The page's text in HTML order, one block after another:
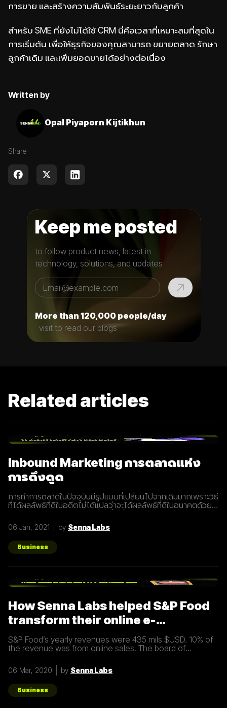
การขาย และสร้างความสัมพันธ์ระยะยาวกับลูกค้า
สำหรับ SME ที่ยังไม่ได้ใช้ CRM นี่คือเวลาที่เหมาะสมที่สุดใน
การเริ่มต้น เพื่อให้ธุรกิจของคุณสามารถ ขยายตลาด รักษา
ลูกค้าเดิม และเพิ่มยอดขายได้อย่างต่อเนื่อง
Written by
Opal Piyaporn Kijtikhun
Share
Keep me posted
to follow product news, latest in
technology, solutions, and updates
More than 120,000 people/day
visit to read our blogs
Related articles
Inbound Marketing การตลาดแห่ง
การดึงดูด
การทำการตลาดในปัจจุบันมีรูปแบบที่เปลี่ยนไปจากเดิมมากเพราะวิธี
ที่ได้ผลลัพธ์ที่ดีในอดีตไม่ได้แปลว่าจะได้ผลลัพธ์ที่ดีในอนาคตด้วย
การปรับรูปแบบการทำการตลาดในการสร้างแรงดึงดูดผู้คนและ
คอยส่งมอบคุณค่าเพื่อให้เข้าถึงและสื่อสารกับกลุ่มเป้าหมายได้
อย่างมีประสิทธิภาพ Inbound Marketing คืออะไร Inbound
Marketing คือ การทำการตลาดผ่าน Content ต่างๆ เพื่อดึงดูด
กลุ่มเป้าหมายเข้ามา และตอบสนองความต้องการของลูกค้า โดย
อาจจะทำผ่านเว็บไซต์ หรือผ่านสื่อ Social Media ต่าง ๆ ซึ่งใน
และเทคโนโลยีที่พัฒนาขึ้นมาในปัจจุบันทำให้การทำการตลาดแบบ
Inbound Marketing ยังช่วยสร้างความสัมพันธ์และความน่าเชื่อ
ถือให้กับธุรกิจได้เป็นอย่างดีอีกด้วย หลักการของ Inbound
Marketing Attract สร้าง
06 Jan, 2021 by Senna Labs
Business
How Senna Labs helped S&P Food
transform their online e-
commerce business
S&P Food’s yearly revenues were 435 mils $USD. 10% of
the revenue was from online sales. The board of
The digital
06 Mar, 2020 by Senna Labs
Business